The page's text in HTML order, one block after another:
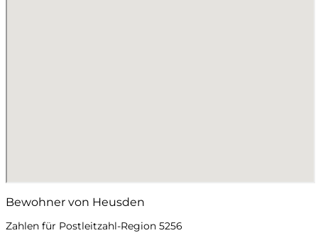
Bewohner von Heusden
Zahlen für Postleitzahl-Region 5256